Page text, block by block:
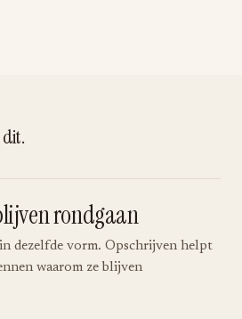
rondgaan
dezelfde vorm. Opschrijven helpt
waarom ze blijven